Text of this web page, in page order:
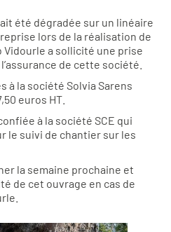
été dégradée sur un linéaire
lors de la réalisation de
Vidourle a sollicité une prise
de cette société.
à la société Solvia Sarens
euros HT.
à la société SCE qui
le suivi de chantier sur les
la semaine prochaine et
de cet ouvrage en cas de